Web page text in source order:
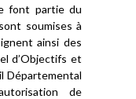
font partie du
soumises à
ainsi des
d’Objectifs et
Départemental
de